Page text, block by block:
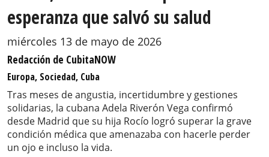
esperanza que salvó su salud
miércoles 13 de mayo de 2026
Redacción de CubitaNOW
Europa, Sociedad, Cuba
Tras meses de angustia, incertidumbre y gestiones
solidarias, la cubana Adela Riverón Vega confirmó
desde Madrid que su hija Rocío logró superar la grave
condición médica que amenazaba con hacerle perder
un ojo e incluso la vida.